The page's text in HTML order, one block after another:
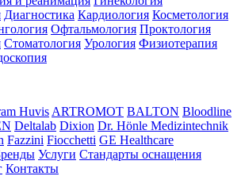
Диагностика Кардиология Косметология
Офтальмология Проктология
Стоматология Урология Физиотерапия
Huvis ARTROMOT BALTON Bloodline
Deltalab Dixion Dr. Hönle Medizintechnik
Fazzini Fiocchetti GE Healthcare
Услуги Стандарты оснащения
Контакты